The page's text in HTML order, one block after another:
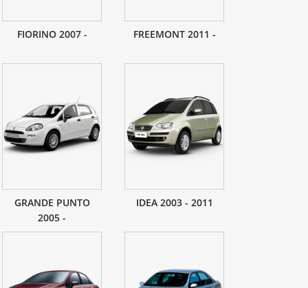
FIORINO 2007 - FREEMONT 2011 -
GRANDE PUNTO
2005 -
IDEA 2003 - 2011